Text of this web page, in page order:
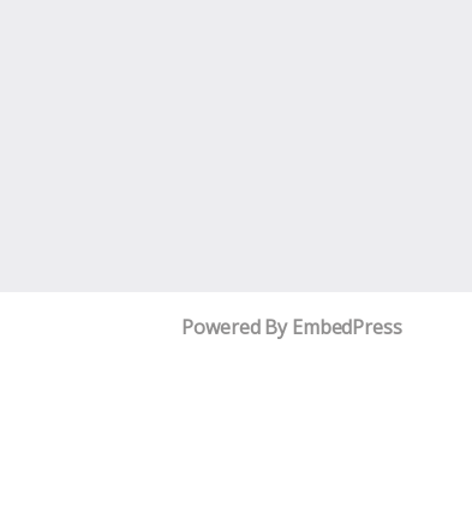
Powered By EmbedPress